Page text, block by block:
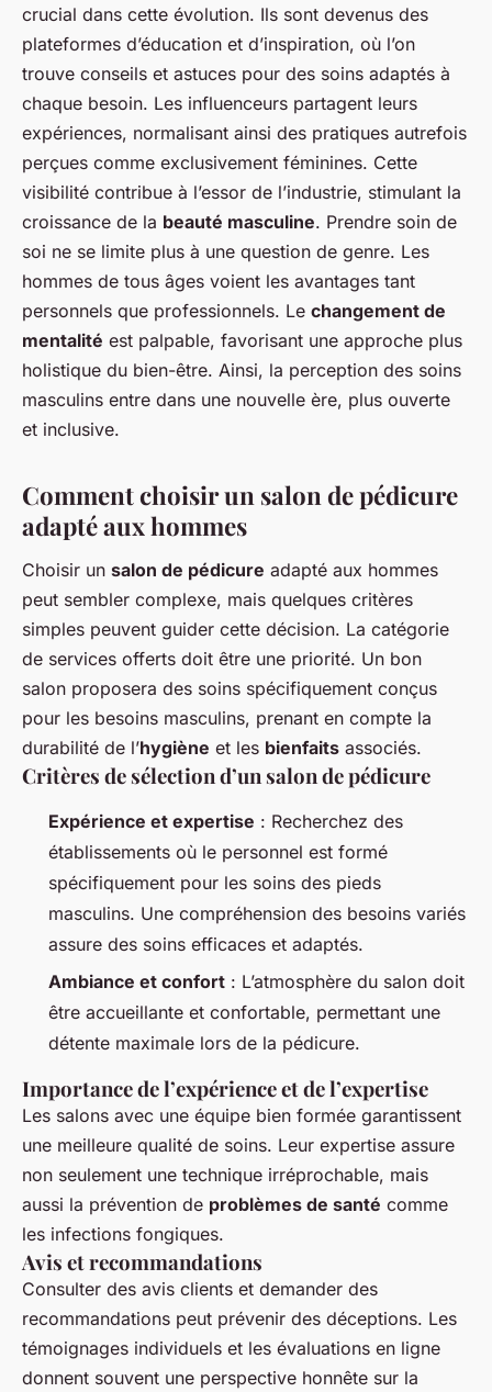
crucial dans cette évolution. Ils sont devenus des
plateformes d’éducation et d’inspiration, où l’on
trouve conseils et astuces pour des soins adaptés à
chaque besoin. Les influenceurs partagent leurs
expériences, normalisant ainsi des pratiques autrefois
perçues comme exclusivement féminines. Cette
visibilité contribue à l’essor de l’industrie, stimulant la
croissance de la beauté masculine. Prendre soin de
soi ne se limite plus à une question de genre. Les
hommes de tous âges voient les avantages tant
personnels que professionnels. Le changement de
mentalité est palpable, favorisant une approche plus
holistique du bien-être. Ainsi, la perception des soins
masculins entre dans une nouvelle ère, plus ouverte
et inclusive.
Comment choisir un salon de pédicure
adapté aux hommes
Choisir un salon de pédicure adapté aux hommes
peut sembler complexe, mais quelques critères
simples peuvent guider cette décision. La catégorie
de services offerts doit être une priorité. Un bon
salon proposera des soins spécifiquement conçus
pour les besoins masculins, prenant en compte la
durabilité de l’hygiène et les bienfaits associés.
Critères de sélection d’un salon de pédicure
Expérience et expertise : Recherchez des
établissements où le personnel est formé
spécifiquement pour les soins des pieds
masculins. Une compréhension des besoins variés
assure des soins efficaces et adaptés.
Ambiance et confort : L’atmosphère du salon doit
être accueillante et confortable, permettant une
détente maximale lors de la pédicure.
Importance de l’expérience et de l’expertise
Les salons avec une équipe bien formée garantissent
une meilleure qualité de soins. Leur expertise assure
non seulement une technique irréprochable, mais
aussi la prévention de problèmes de santé comme
les infections fongiques.
Avis et recommandations
Consulter des avis clients et demander des
recommandations peut prévenir des déceptions. Les
témoignages individuels et les évaluations en ligne
donnent souvent une perspective honnête sur la